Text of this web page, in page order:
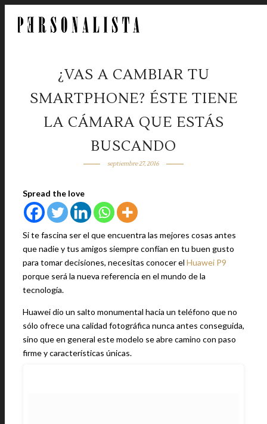
¿VAS A CAMBIAR TU
SMARTPHONE? ÉSTE TIENE
LA CÁMARA QUE ESTÁS
BUSCANDO
septiembre 27, 2016
Spread the love
Si te fascina ser el que encuentra las mejores cosas antes
que nadie y tus amigos siempre confían en tu buen gusto
para tomar decisiones, necesitas conocer el Huawei P9
porque será la nueva referencia en el mundo de la
tecnología.
Huawei dio un salto monumental hacia un teléfono que no
sólo ofrece una calidad fotográfica nunca antes conseguida,
sino que en general este modelo se abre camino con paso
firme y características únicas.